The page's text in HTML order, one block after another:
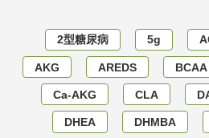
2型糖尿病 5g
AKG AREDS BCAA
Ca-AKG CLA
DHEA DHMBA